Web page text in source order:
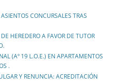
CONCURSALES TRAS
HEREDERO A FAVOR DE TUTOR
(Aº 19 L.O.E.) EN APARTAMENTOS
.
Y RENUNCIA: ACREDITACIÓN